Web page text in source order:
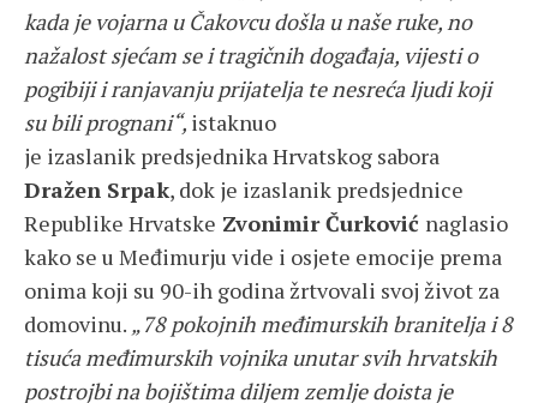
kada je vojarna u Čakovcu došla u naše ruke, no
nažalost sjećam se i tragičnih događaja, vijesti o
pogibiji i ranjavanju prijatelja te nesreća ljudi koji
su bili prognani“, istaknuo
je izaslanik predsjednika Hrvatskog sabora
Dražen Srpak, dok je izaslanik predsjednice
Republike Hrvatske Zvonimir Čurković naglasio
kako se u Međimurju vide i osjete emocije prema
onima koji su 90-ih godina žrtvovali svoj život za
domovinu. „78 pokojnih međimurskih branitelja i 8
tisuća međimurskih vojnika unutar svih hrvatskih
postrojbi na bojištima diljem zemlje doista je